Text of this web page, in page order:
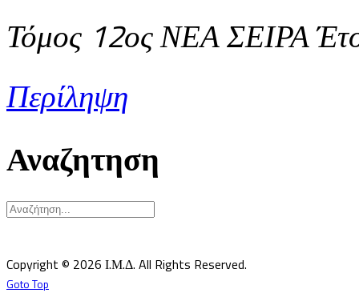
Τόμος 12ος ΝΕΑ ΣΕΙΡΑ
Περίληψη
Αναζητηση
Copyright © 2026 Ι.Μ.Δ. All Rights Reserved.
Goto Top